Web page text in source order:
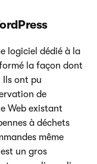
logiciel dédié à la
la façon dont
Ils ont pu
de
Web existant
à déchets
même
un gros